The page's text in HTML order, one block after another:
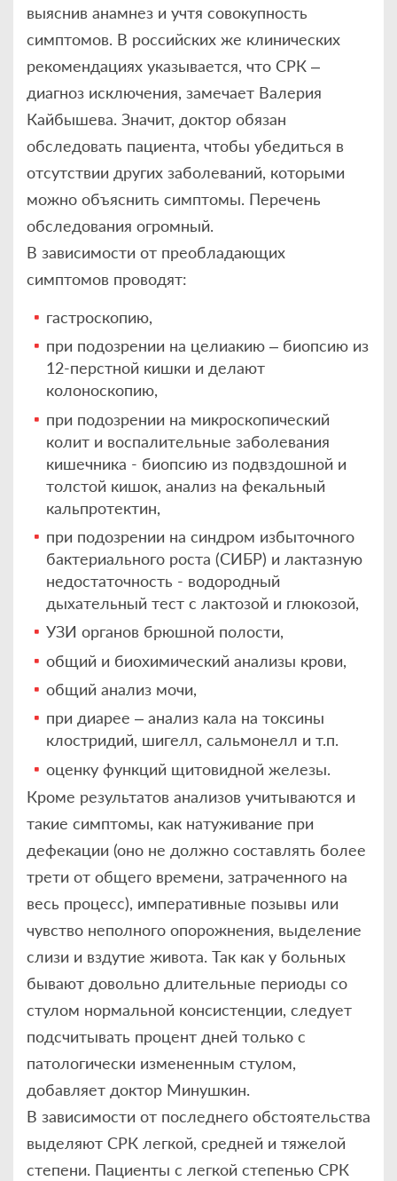
выяснив анамнез и учтя совокупность
симптомов. В российских же клинических
рекомендациях указывается, что СРК –
диагноз исключения, замечает Валерия
Кайбышева. Значит, доктор обязан
обследовать пациента, чтобы убедиться в
отсутствии других заболеваний, которыми
можно объяснить симптомы. Перечень
обследования огромный.
В зависимости от преобладающих
симптомов проводят:
гастроскопию,
при подозрении на целиакию – биопсию из
12-перстной кишки и делают
колоноскопию,
при подозрении на микроскопический
колит и воспалительные заболевания
кишечника - биопсию из подвздошной и
толстой кишок, анализ на фекальный
кальпротектин,
при подозрении на синдром избыточного
бактериального роста (СИБР) и лактазную
недостаточность - водородный
дыхательный тест с лактозой и глюкозой,
УЗИ органов брюшной полости,
общий и биохимический анализы крови,
общий анализ мочи,
при диарее – анализ кала на токсины
клостридий, шигелл, сальмонелл и т.п.
оценку функций щитовидной железы.
Кроме результатов анализов учитываются и
такие симптомы, как натуживание при
дефекации (оно не должно составлять более
трети от общего времени, затраченного на
весь процесс), императивные позывы или
чувство неполного опорожнения, выделение
слизи и вздутие живота. Так как у больных
бывают довольно длительные периоды со
стулом нормальной консистенции, следует
подсчитывать процент дней только с
патологически измененным стулом,
добавляет доктор Минушкин.
В зависимости от последнего обстоятельства
выделяют СРК легкой, средней и тяжелой
степени. Пациенты с легкой степенью СРК